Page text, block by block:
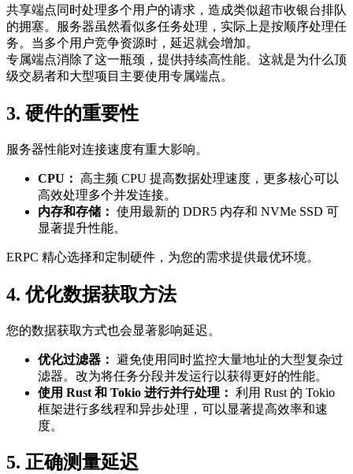
共享端点同时处理多个用户的请求，造成类似超市收银台排队
的拥塞。服务器虽然看似多任务处理，实际上是按顺序处理任
务。当多个用户竞争资源时，延迟就会增加。
专属端点消除了这一瓶颈，提供持续高性能。这就是为什么顶
级交易者和大型项目主要使用专属端点。
3. 硬件的重要性
服务器性能对连接速度有重大影响。
CPU： 高主频 CPU 提高数据处理速度，更多核心可以
高效处理多个并发连接。
内存和存储： 使用最新的 DDR5 内存和 NVMe SSD 可
显著提升性能。
ERPC 精心选择和定制硬件，为您的需求提供最优环境。
4. 优化数据获取方法
您的数据获取方式也会显著影响延迟。
优化过滤器： 避免使用同时监控大量地址的大型复杂过
滤器。改为将任务分段并发运行以获得更好的性能。
使用 Rust 和 Tokio 进行并行处理： 利用 Rust 的 Tokio
框架进行多线程和异步处理，可以显著提高效率和速
度。
5. 正确测量延迟